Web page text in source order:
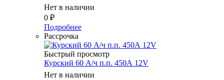
Нет в наличии
0 ₽
Подробнее
Рассрочка
Быстрый просмотр
Курский 60 А/ч п.п. 450А 12V
Нет в наличии